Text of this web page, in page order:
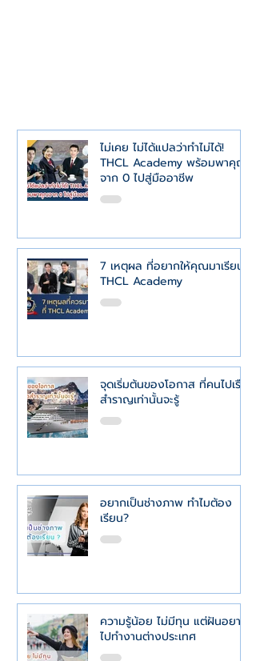
ไม่เคย ไม่ได้แปลว่าทำไม่ได้!
THCL Academy พร้อมพาคุณ
จาก 0 ไปสู่มืออาชีพ
7 เหตุผล ที่อยากให้คุณมาเรียนที่
THCL Academy
จุดเริ่มต้นของโอกาส ที่คนไปเรือ
สำราญเท่านั้นจะรู้
อยากเป็นช่างภาพ ทำไมต้อง
เรียน?
ความรู้น้อย ไม่มีทุน แต่ฝันอยาก
ไปทำงานต่างประเทศ